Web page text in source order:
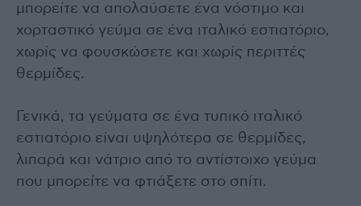
μπορείτε να απολαύσετε ένα νόστιμο και
χορταστικό γεύμα σε ένα ιταλικό εστιατόριο,
χωρίς να φουσκώσετε και χωρίς περιττές
θερμίδες.
Γενικά, τα γεύματα σε ένα τυπικό ιταλικό
εστιατόριο είναι υψηλότερα σε θερμίδες,
λιπαρά και νάτριο από το αντίστοιχο γεύμα
που μπορείτε να φτιάξετε στο σπίτι.